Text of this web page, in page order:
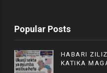
Popular Posts
HABARI
KATIKA